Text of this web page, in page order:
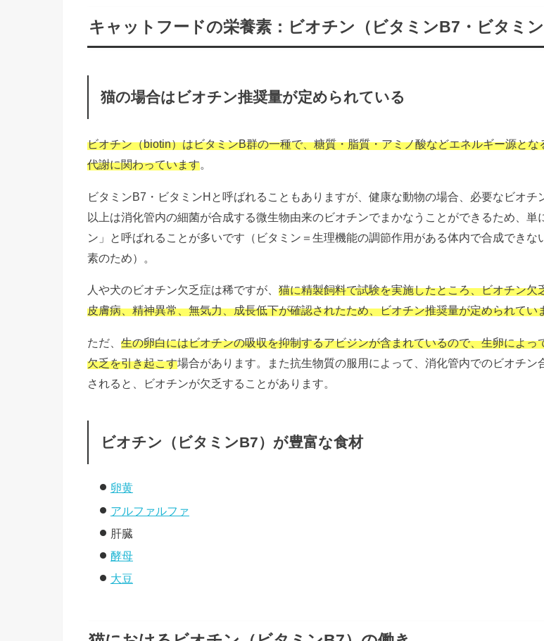
キャットフードの栄養素：ビオチン（ビタミンB7・ビタミン
猫の場合はビオチン推奨量が定められている
ビオチン（biotin）はビタミンB群の一種で、糖質・脂質・アミノ酸などエネルギー源とな
代謝に関わっています。
ビタミンB7・ビタミンHと呼ばれることもありますが、健康な動物の場合、必要なビオチ
以上は消化管内の細菌が合成する微生物由来のビオチンでまかなうことができるため、単
ン」と呼ばれることが多いです（ビタミン＝生理機能の調節作用がある体内で合成できな
素のため）。
人や犬のビオチン欠乏症は稀ですが、 猫に精製飼料で試験を実施したところ、ビオチン欠
皮膚病、精神異常、無気力、成長低下が確認されたため、ビオチン推奨量が定められてい
ただ、 生の卵白にはビオチンの吸収を抑制するアビジンが含まれているので、生卵によっ
欠乏を引き起こす場合があります。また抗生物質の服用によって、消化管内でのビオチン
されると、ビオチンが欠乏することがあります。
ビオチン（ビタミンB7）が豊富な食材
卵黄
アルファルファ
肝臓
酵母
大豆